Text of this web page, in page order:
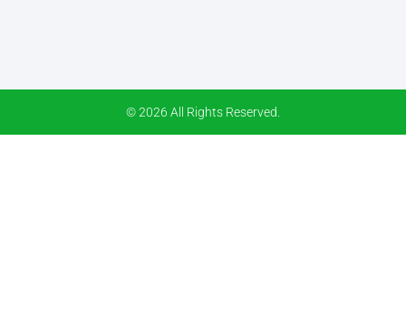
© 2026 All Rights Reserved.